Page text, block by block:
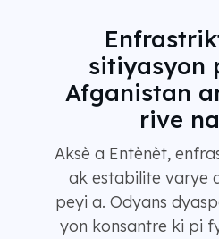
sitiyasyon
Afganistan
rive
Aksè a Entènèt,
ak estabilite varye
peyi a. Odyans
yon konsantre ki pi